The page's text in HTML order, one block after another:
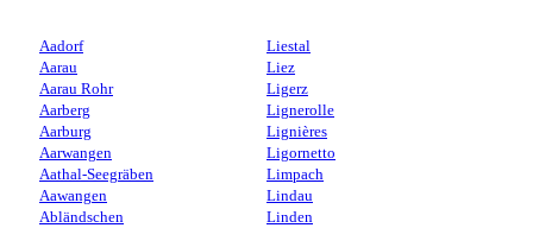
Aadorf
Aarau
Aarau Rohr
Aarberg
Aarburg
Aarwangen
Aathal-Seegräben
Aawangen
Abländschen
Liestal
Liez
Ligerz
Lignerolle
Lignières
Ligornetto
Limpach
Lindau
Linden